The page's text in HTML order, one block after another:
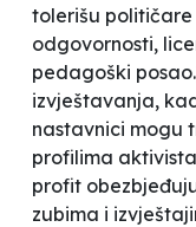
tolerišu
odgovornosti,
pedagoški
izvještavanja,
nastavnici mogu
profilima
profit
zubima i